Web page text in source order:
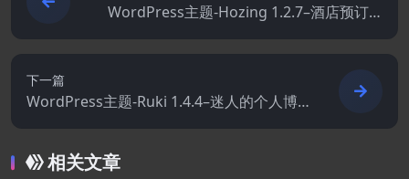
WordPress主题-Hozing 1.2.7–酒店预订W
ordPress主题
下一篇
WordPress主题-Ruki 1.4.4–迷人的个人博
客主题
相关文章